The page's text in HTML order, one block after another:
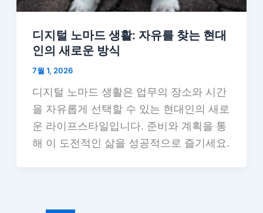
디지털 노마드 생활: 자유를 찾는 현대
인의 새로운 방식
7월 1, 2026
디지털 노마드 생활은 업무의 장소와 시간
을 자유롭게 선택할 수 있는 현대인의 새로
운 라이프스타일입니다. 준비와 계획을 통
해 이 도전적인 삶을 성공적으로 즐기세요.